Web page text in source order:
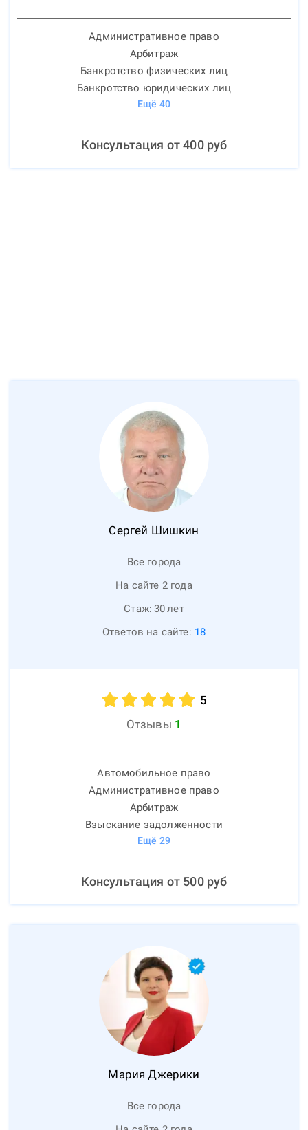
Административное право
Арбитраж
Банкротство физических лиц
Банкротство юридических лиц
Ещё 40
Консультация от400руб
Сергей Шишкин
Все города
На сайте 2 года
Стаж: 30лет
Ответов на сайте: 18
5
Отзывы 1
Автомобильное право
Административное право
Арбитраж
Взыскание задолженности
Ещё 29
Консультация от 500руб
Мария Джерики
Все города